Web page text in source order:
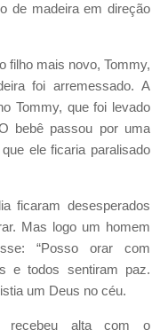
de madeira em direção
filho mais novo, Tommy,
foi arremessado. A
Tommy, que foi levado
bebê passou por uma
ele ficaria paralisado
ficaram desesperados
Mas logo um homem
“Posso orar com
e todos sentiram paz.
um Deus no céu.
recebeu alta com o